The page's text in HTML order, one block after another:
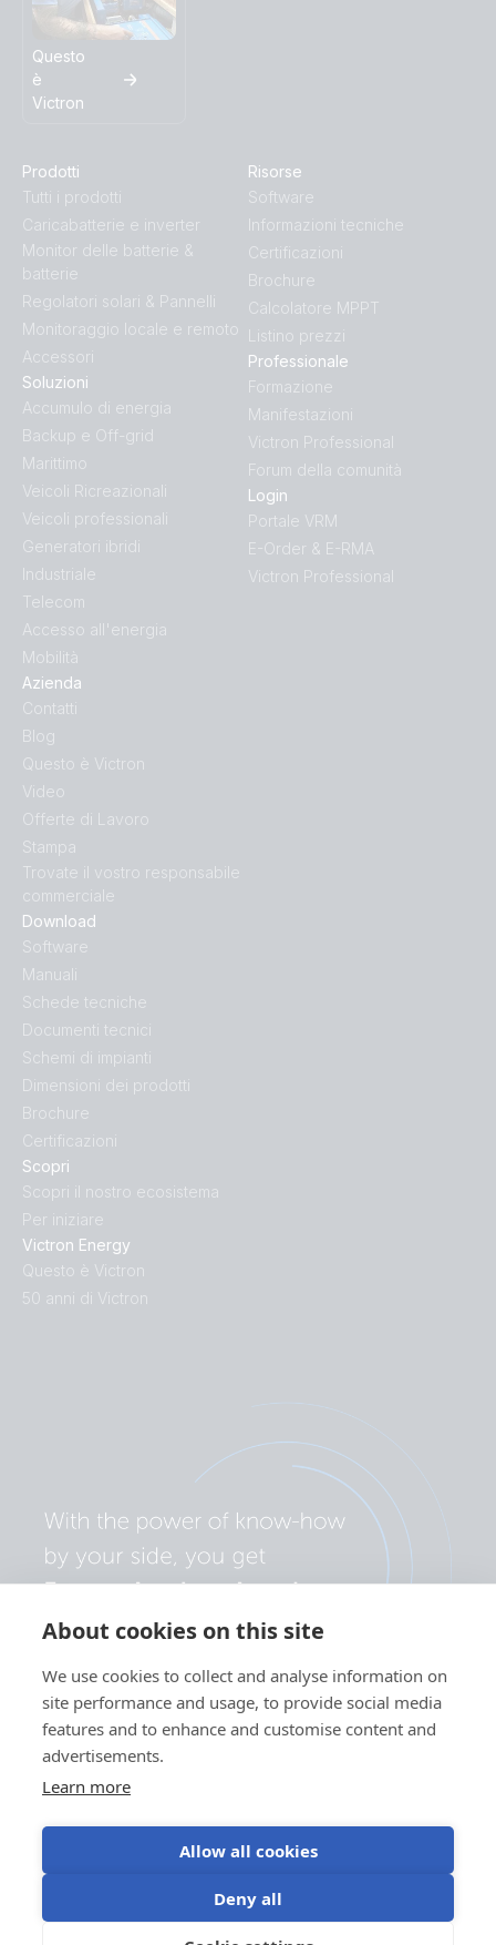
About cookies on this site
We use cookies to collect and analyse information on
site performance and usage, to provide social media
features and to enhance and customise content and
advertisements.
Learn more
Allow all cookies
Deny all
Questo
è
Victron
Prodotti
Tutti i prodotti
Caricabatterie e inverter
Monitor delle batterie &
batterie
Regolatori solari & Pannelli
Monitoraggio locale e remoto
Accessori
Scopri
Scopri il nostro ecosistema
Per iniziare
Victron Energy
Questo è Victron
50 anni di Victron
Download
Software
Manuali
Schede tecniche
Documenti tecnici
Schemi di impianti
Dimensioni dei prodotti
Brochure
Certificazioni
Soluzioni
Accumulo di energia
Backup e Off-grid
Marittimo
Veicoli Ricreazionali
Veicoli professionali
Generatori ibridi
Industriale
Telecom
Accesso all'energia
Mobilità
Azienda
Contatti
Blog
Questo è Victron
Video
Offerte di Lavoro
Stampa
Trovate il vostro responsabile
commerciale
Risorse
Software
Informazioni tecniche
Certificazioni
Brochure
Calcolatore MPPT
Listino prezzi
Professionale
Formazione
Manifestazioni
Victron Professional
Forum della comunità
Login
Portale VRM
E-Order & E-RMA
Victron Professional
Politica sulla privacy